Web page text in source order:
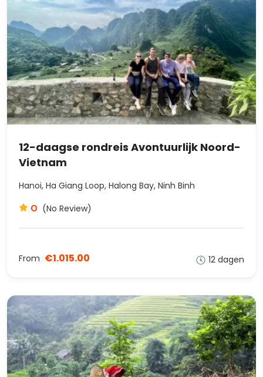
12-daagse rondreis Avontuurlijk Noord-
Vietnam
Hanoi, Ha Giang Loop, Halong Bay, Ninh Binh
0 (No Review)
From €1.015.00 12 dagen